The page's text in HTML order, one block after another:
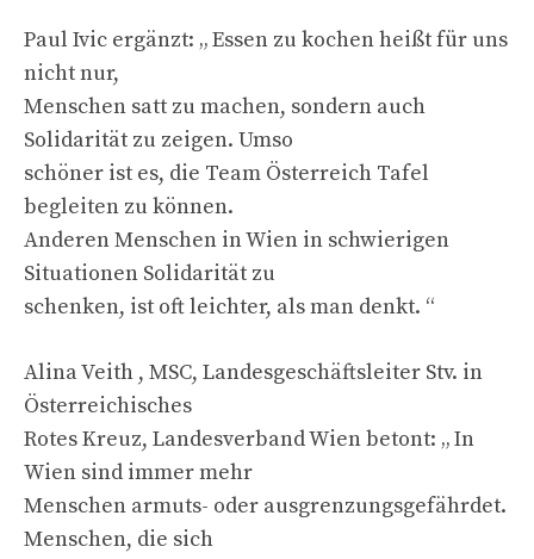
Paul Ivic ergänzt: „ Essen zu kochen heißt für uns
nicht nur,
Menschen satt zu machen, sondern auch
Solidarität zu zeigen. Umso
schöner ist es, die Team Österreich Tafel
begleiten zu können.
Anderen Menschen in Wien in schwierigen
Situationen Solidarität zu
schenken, ist oft leichter, als man denkt. “
Alina Veith , MSC, Landesgeschäftsleiter Stv. in
Österreichisches
Rotes Kreuz, Landesverband Wien betont: „ In
Wien sind immer mehr
Menschen armuts- oder ausgrenzungsgefährdet.
Menschen, die sich